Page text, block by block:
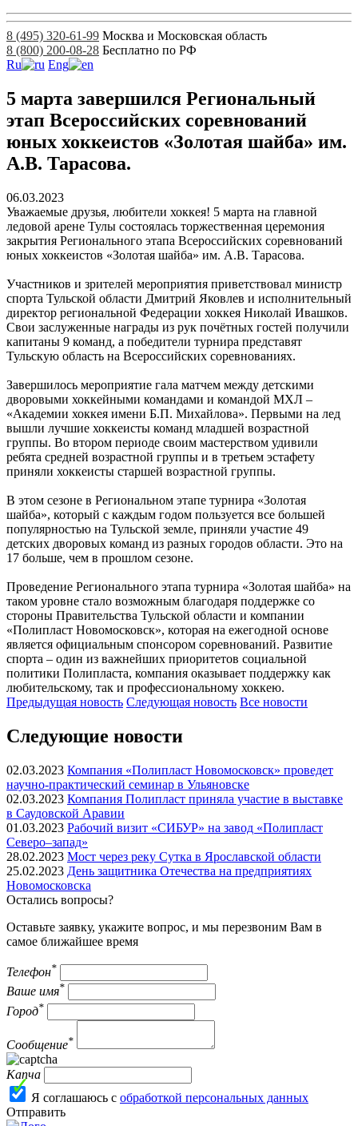
8 (495) 320-61-99 Москва и Московская область
8 (800) 200-08-28 Бесплатно по РФ
Ru
Eng
5 марта завершился Региональный
этап Всероссийских соревнований
юных хоккеистов «Золотая шайба» им.
А.В. Тарасова.
06.03.2023
Уважаемые друзья, любители хоккея! 5 марта на главной
ледовой арене Тулы состоялась торжественная церемония
закрытия Регионального этапа Всероссийских соревнований
юных хоккеистов «Золотая шайба» им. А.В. Тарасова.
Участников и зрителей мероприятия приветствовал министр
спорта Тульской области Дмитрий Яковлев и исполнительный
директор региональной Федерации хоккея Николай Ивашков.
Свои заслуженные награды из рук почётных гостей получили
капитаны 9 команд, а победители турнира представят
Тульскую область на Всероссийских соревнованиях.
Завершилось мероприятие гала матчем между детскими
дворовыми хоккейными командами и командой МХЛ –
«Академии хоккея имени Б.П. Михайлова». Первыми на лед
вышли лучшие хоккеисты команд младшей возрастной
группы. Во втором периоде своим мастерством удивили
ребята средней возрастной группы и в третьем эстафету
приняли хоккеисты старшей возрастной группы.
В этом сезоне в Региональном этапе турнира «Золотая
шайба», который с каждым годом пользуется все большей
популярностью на Тульской земле, приняли участие 49
детских дворовых команд из разных городов области. Это на
17 больше, чем в прошлом сезоне.
Проведение Регионального этапа турнира «Золотая шайба» на
таком уровне стало возможным благодаря поддержке со
стороны Правительства Тульской области и компании
«Полипласт Новомосковск», которая на ежегодной основе
является официальным спонсором соревнований. Развитие
спорта – один из важнейших приоритетов социальной
политики Полипласта, компания оказывает поддержку как
любительскому, так и профессиональному хоккею.
Предыдущая новость Следующая новость Все новости
Следующие новости
02.03.2023 Компания «Полипласт Новомосковск» проведет
научно-практический семинар в Ульяновске
02.03.2023 Компания Полипласт приняла участие в выставке
в Саудовской Аравии
01.03.2023 Рабочий визит «СИБУР» на завод «Полипласт
Северо–запад»
28.02.2023 Мост через реку Сутка в Ярославской области
25.02.2023 День защитника Отечества на предприятиях
Новомосковска
Остались вопросы?
Оставьте заявку, укажите вопрос, и мы перезвоним Вам в
самое ближайшее время
Телефон*
Ваше имя*
Город*
Сообщение*
Капча
Я соглашаюсь с обработкой персональных данных
Отправить